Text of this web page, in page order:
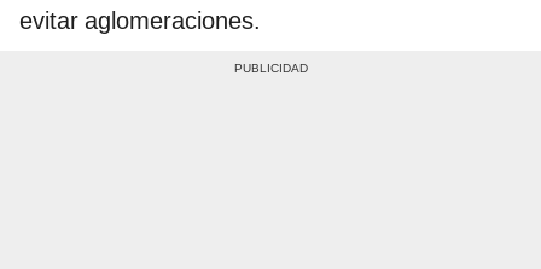
evitar aglomeraciones.